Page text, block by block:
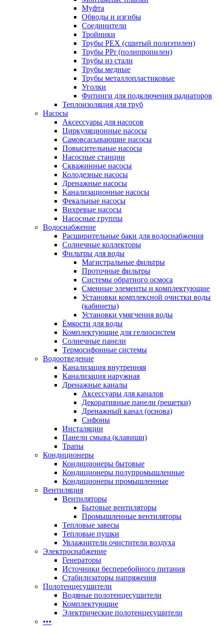
Муфта
Обводы и изгибы
Соединители
Тройники
Трубы PEX (сшитый полиэтилен)
Трубы PPr (полипропилен)
Трубы из стали
Трубы медные
Трубы металлопластиковые
Уголки
Фитинги для подключения радиаторов
Теплоизоляция для труб
Насосы
Аксессуары для насосов
Циркуляционные насосы
Самовсасывающие насосы
Повысительные насосы
Насосные станции
Скважинные насосы
Колодезные насосы
Дренажные насосы
Канализационные насосы
Фекальные насосы
Вихревые насосы
Насосные группы
Водоснабжение
Расширительные баки для водоснабжения
Солнечные коллекторы
Фильтры для воды
Магистральные фильтры
Проточные фильтры
Системы обратного осмоса
Сменные элементы и комплектующие
Установки комплексной очистки воды
(кабинеты)
Установки умягчения воды
Ёмкости для воды
Комплектующие для гелиосистем
Солнечные панели
Термосифонные системы
Водоотведение
Канализация внутренняя
Канализация наружная
Дренажные каналы
Аксессуары для каналов
Декоративные панели (решетки)
Дренажный канал (основа)
Сифоны
Инсталяции
Панели смыва (клавиши)
Трапы
Кондиционеры
Кондиционеры бытовые
Кондиционеры полупромышленные
Кондиционеры промышленные
Вентиляция
Вентиляторы
Бытовые вентиляторы
Промышленные вентиляторы
Тепловые завесы
Тепловые пушки
Увлажнители очистители воздуха
Электроснабжение
Генераторы
Источники бесперебойного питания
Стабилизаторы напряжения
Полотенцесушители
Водяные полотенцесушители
Комплектующие
Электрические полотенцесушители
•••